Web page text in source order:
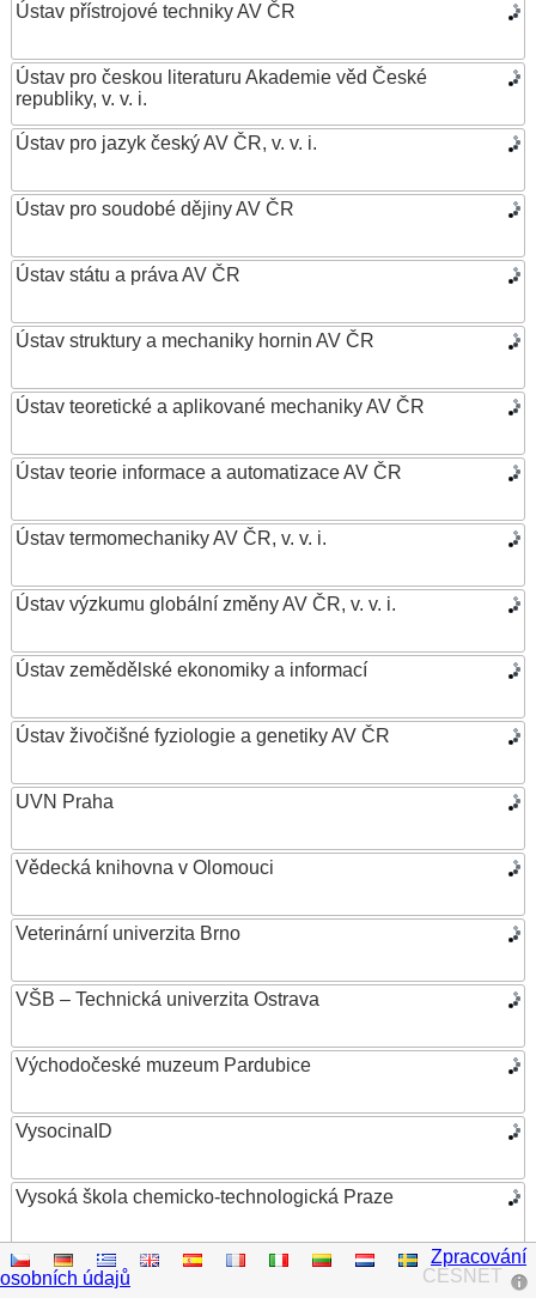
Ústav přístrojové techniky AV ČR
Ústav pro českou literaturu Akademie věd České
republiky, v. v. i.
Ústav pro jazyk český AV ČR, v. v. i.
Ústav pro soudobé dějiny AV ČR
Ústav státu a práva AV ČR
Ústav struktury a mechaniky hornin AV ČR
Ústav teoretické a aplikované mechaniky AV ČR
Ústav teorie informace a automatizace AV ČR
Ústav termomechaniky AV ČR, v. v. i.
Ústav výzkumu globální změny AV ČR, v. v. i.
Ústav zemědělské ekonomiky a informací
Ústav živočišné fyziologie a genetiky AV ČR
UVN Praha
Vědecká knihovna v Olomouci
Veterinární univerzita Brno
VŠB – Technická univerzita Ostrava
Východočeské muzeum Pardubice
VysocinaID
Vysoká škola chemicko-technologická Praze
Vysoká škola ekonomická v Praze
CESNET
Zpracování
osobních údajů